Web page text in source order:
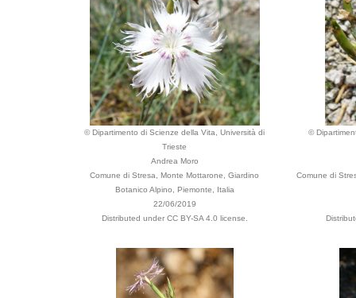
© Dipartimento di Scienze della Vita, Università di
Trieste
Andrea Moro
Comune di Stresa, Monte Mottarone, Giardino
Botanico Alpino, Piemonte, Italia
22/06/2019
Distributed under CC BY-SA 4.0 license.
©
Comune di